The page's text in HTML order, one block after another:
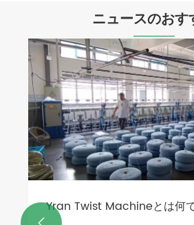
ニュースのおす
Yran Twist Machineとは何